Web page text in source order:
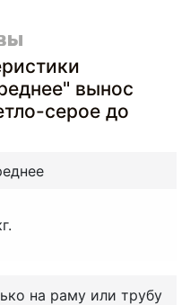
вынос
серое до
на раму или трубу